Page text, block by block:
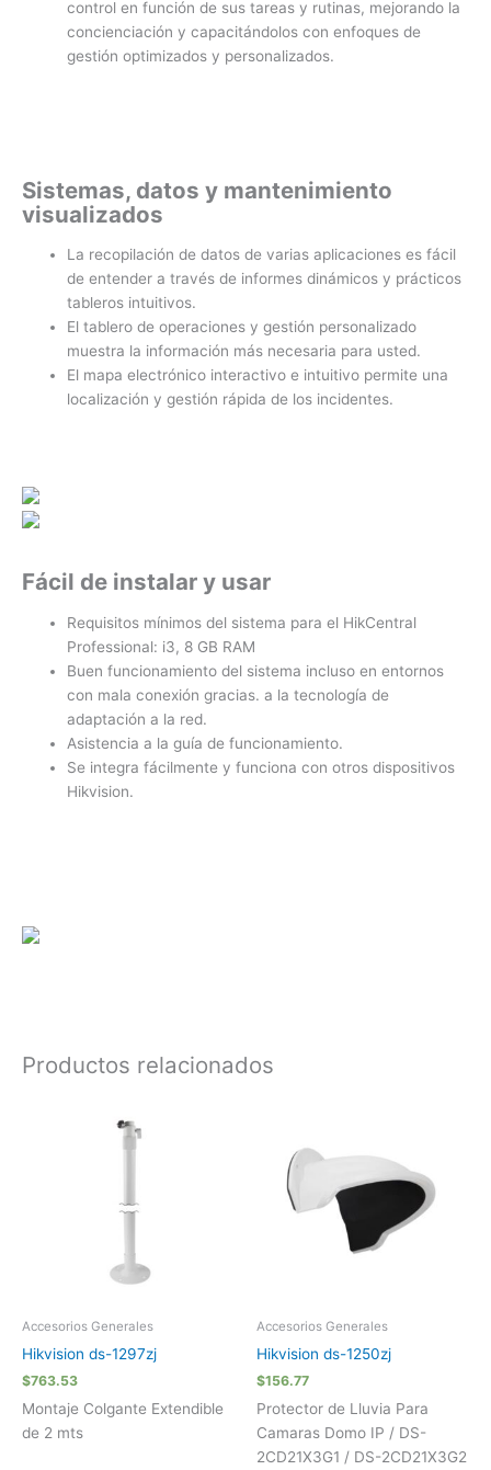
control en función de sus tareas y rutinas, mejorando la
concienciación y capacitándolos con enfoques de
gestión optimizados y personalizados.
Sistemas, datos y mantenimiento
visualizados
La recopilación de datos de varias aplicaciones es fácil
de entender a través de informes dinámicos y prácticos
tableros intuitivos.
El tablero de operaciones y gestión personalizado
muestra la información más necesaria para usted.
El mapa electrónico interactivo e intuitivo permite una
localización y gestión rápida de los incidentes.
Fácil de instalar y usar
Requisitos mínimos del sistema para el HikCentral
Professional: i3, 8 GB RAM
Buen funcionamiento del sistema incluso en entornos
con mala conexión gracias. a la tecnología de
adaptación a la red.
Asistencia a la guía de funcionamiento.
Se integra fácilmente y funciona con otros dispositivos
Hikvision.
Productos relacionados
Accesorios Generales
Hikvision ds-1297zj
$763.53
Montaje Colgante Extendible
de 2 mts
Accesorios Generales
Hikvision ds-1250zj
$156.77
Protector de Lluvia Para
Camaras Domo IP / DS-
2CD21X3G1 / DS-2CD21X3G2